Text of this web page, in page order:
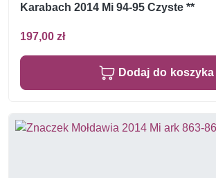
Karabach 2014 Mi 94-95 Czyste **
197,00 zł
Dodaj do koszyka